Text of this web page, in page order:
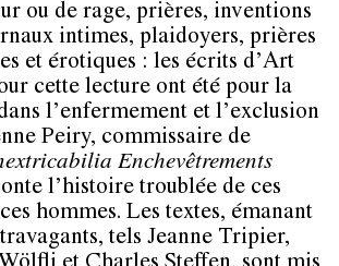
ou de rage, prières, inventions
intimes, plaidoyers, prières
et érotiques : les écrits d’Art
cette lecture ont été pour la
l’enfermement et l’exclusion
Peiry, commissaire de
Enchevêtrements
l’histoire troublée de ces
hommes. Les textes, émanant
tels Jeanne Tripier,